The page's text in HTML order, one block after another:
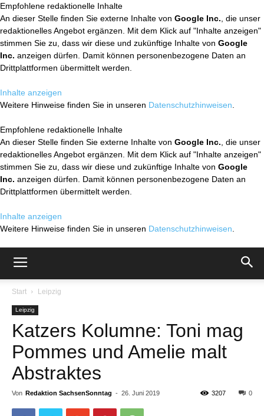
Empfohlene redaktionelle Inhalte
An dieser Stelle finden Sie externe Inhalte von Google Inc. , die unser
redaktionelles Angebot ergänzen. Mit dem Klick auf "Inhalte anzeigen"
stimmen Sie zu, dass wir diese und zukünftige Inhalte von Google
Inc. anzeigen dürfen. Damit können personenbezogene Daten an
Drittplattformen übermittelt werden.
Inhalte anzeigen
Weitere Hinweise finden Sie in unseren Datenschutzhinweisen
Empfohlene redaktionelle Inhalte
An dieser Stelle finden Sie externe Inhalte von Google Inc. , die unser
redaktionelles Angebot ergänzen. Mit dem Klick auf "Inhalte anzeigen"
stimmen Sie zu, dass wir diese und zukünftige Inhalte von Google
Inc. anzeigen dürfen. Damit können personenbezogene Daten an
Drittplattformen übermittelt werden.
Inhalte anzeigen
Weitere Hinweise finden Sie in unseren Datenschutzhinweisen
Start Leipzig
Leipzig
Katzers Kolumne: Toni mag
Pommes und Amelie malt
Abstraktes
Von Redaktion SachsenSonntag - 26. Juni 2019 0
3207